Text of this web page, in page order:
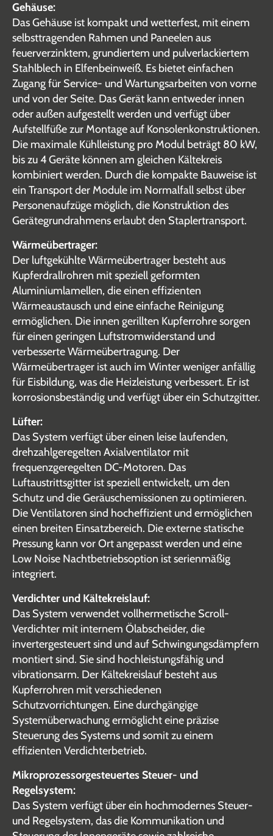
Gehäuse:
Das Gehäuse ist kompakt und wetterfest, mit einem
selbsttragenden Rahmen und Paneelen aus
feuerverzinktem, grundiertem und pulverlackiertem
Stahlblech in Elfenbeinweiß. Es bietet einfachen
Zugang für Service- und Wartungsarbeiten von vorne
und von der Seite. Das Gerät kann entweder innen
oder außen aufgestellt werden und verfügt über
Aufstellfüße zur Montage auf Konsolenkonstruktionen.
Die maximale Kühlleistung pro Modul beträgt 80 kW,
bis zu 4 Geräte können am gleichen Kältekreis
kombiniert werden. Durch die kompakte Bauweise ist
ein Transport der Module im Normalfall selbst über
Personenaufzüge möglich, die Konstruktion des
Gerätegrundrahmens erlaubt den Staplertransport.
Wärmeübertrager:
Der luftgekühlte Wärmeübertrager besteht aus
Kupferdrallrohren mit speziell geformten
Aluminiumlamellen, die einen effizienten
Wärmeaustausch und eine einfache Reinigung
ermöglichen. Die innen gerillten Kupferrohre sorgen
für einen geringen Luftstromwiderstand und
verbesserte Wärmeübertragung. Der
Wärmeübertrager ist auch im Winter weniger anfällig
für Eisbildung, was die Heizleistung verbessert. Er ist
korrosionsbeständig und verfügt über ein Schutzgitter.
Lüfter:
Das System verfügt über einen leise laufenden,
drehzahlgeregelten Axialventilator mit
frequenzgeregelten DC-Motoren. Das
Luftaustrittsgitter ist speziell entwickelt, um den
Schutz und die Geräuschemissionen zu optimieren.
Die Ventilatoren sind hocheffizient und ermöglichen
einen breiten Einsatzbereich. Die externe statische
Pressung kann vor Ort angepasst werden und eine
Low Noise Nachtbetriebsoption ist serienmäßig
integriert.
Verdichter und Kältekreislauf:
Das System verwendet vollhermetische Scroll-
Verdichter mit internem Ölabscheider, die
invertergesteuert sind und auf Schwingungsdämpfern
montiert sind. Sie sind hochleistungsfähig und
vibrationsarm. Der Kältekreislauf besteht aus
Kupferrohren mit verschiedenen
Schutzvorrichtungen. Eine durchgängige
Systemüberwachung ermöglicht eine präzise
Steuerung des Systems und somit zu einem
effizienten Verdichterbetrieb.
Mikroprozessorgesteuertes Steuer- und
Regelsystem:
Das System verfügt über ein hochmodernes Steuer-
und Regelsystem, das die Kommunikation und